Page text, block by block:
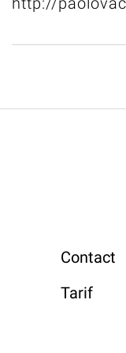
Contact
Tarif